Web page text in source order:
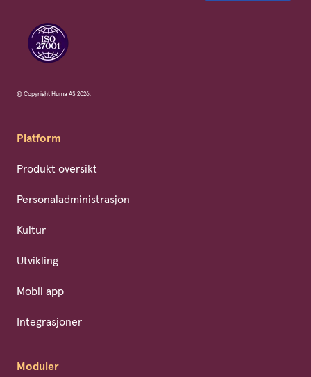
© Copyright Huma AS 2026.
Platform
Produkt oversikt
Personaladministrasjon
Kultur
Utvikling
Mobil app
Integrasjoner
Moduler